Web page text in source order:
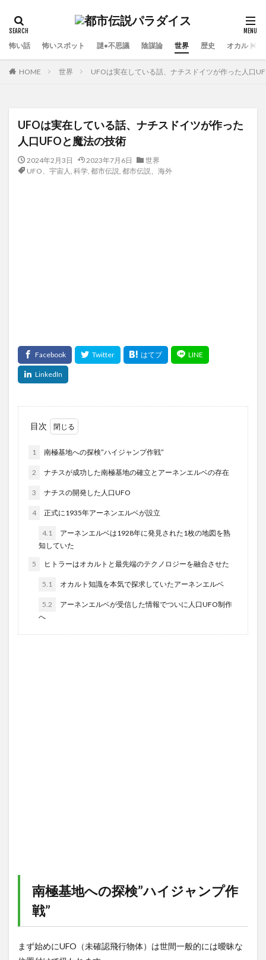
怖い話 怖いスポット 謎•不思議 陰謀論 世界 歴史 オカルト
HOME 世界 UFOは実在している話、ナチスドイツが作った人口
UFOは実在している話、ナチスドイツが作った
人口UFOと魔法の技術
2024年2月3日 2023年7月6日
世界
UFO、宇宙人, 科学, 都市伝説, 都市伝説、海外
目次
1 南極基地への探検”ハイジャンプ作戦”
2 ナチスが成功した南極基地の確立とアーネンエルベの存在
3 ナチスの開発した人口UFO
4 正式に1935年アーネンエルベが設立
4.1
アーネンエルベは1928年に発見された1枚の地図を熟
知していた
5 ヒトラーはオカルトと最先端のテクノロジーを融合させた
5.1 オカルト知識を本気で探求していたアーネンエルベ
5.2
アーネンエルベが受信した情報でついに人口UFO制作
へ
南極基地への探検”ハイジャンプ作
戦”
まず始めにUFO（未確認飛行物体）は世間一般的には曖昧な